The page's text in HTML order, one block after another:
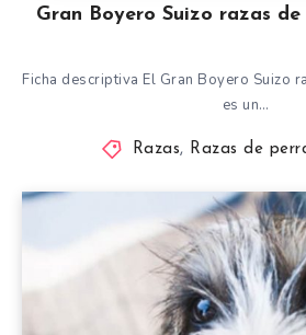
Gran Boyero Suizo razas
Ficha descriptiva El Gran Boyero Suizo
es un…
Razas, Razas de